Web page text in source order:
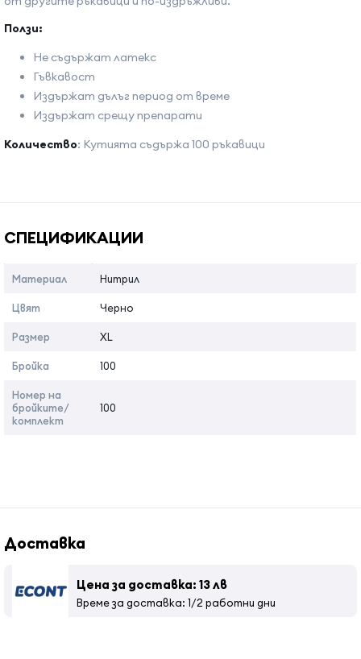
Ползи:
Не съдържат латекс
Гъвкавост
Издържат дълъг период от време
Издържат срещу препарати
Количество: Кутията съдържа 100 ръкавици
СПЕЦИФИКАЦИИ
Материал Нитрил
Цвят Черно
Размер XL
Бройка 100
Номер на
бройките/
комплект
100
Доставка
Цена за доставка: 13 лв
Време за доставка: 1/2 работни дни